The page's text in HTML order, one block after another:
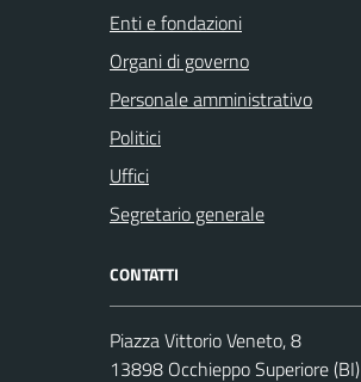
Enti e fondazioni
Organi di governo
Personale amministrativo
Politici
Uffici
Segretario generale
CONTATTI
Piazza Vittorio Veneto, 8
13898 Occhieppo Superiore (BI)